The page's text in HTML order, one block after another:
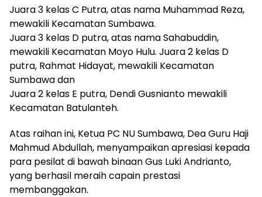
Juara 3 kelas C Putra, atas nama Muhammad Reza,
mewakili Kecamatan Sumbawa.
Juara 3 kelas D putra, atas nama Sahabuddin,
mewakili Kecamatan Moyo Hulu. Juara 2 kelas D
putra, Rahmat Hidayat, mewakili Kecamatan
Sumbawa dan
Juara 2 kelas E putra, Dendi Gusnianto mewakili
Kecamatan Batulanteh.
Atas raihan ini, Ketua PC NU Sumbawa, Dea Guru Haji
Mahmud Abdullah, menyampaikan apresiasi kepada
para pesilat di bawah binaan Gus Luki Andrianto,
yang berhasil meraih capain prestasi
membanggakan.